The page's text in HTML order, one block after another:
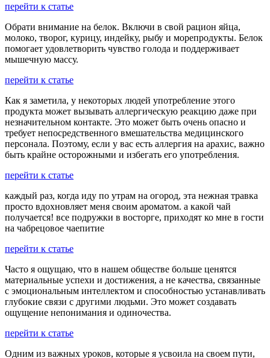
перейти к статье
Обрати внимание на белок. Включи в свой рацион яйца,
молоко, творог, курицу, индейку, рыбу и морепродукты. Белок
помогает удовлетворить чувство голода и поддерживает
мышечную массу.
перейти к статье
Как я заметила, у некоторых людей употребление этого
продукта может вызывать аллергическую реакцию даже при
незначительном контакте. Это может быть очень опасно и
требует непосредственного вмешательства медицинского
персонала. Поэтому, если у вас есть аллергия на арахис, важно
быть крайне осторожными и избегать его употребления.
перейти к статье
каждый раз, когда иду по утрам на огород, эта нежная травка
просто вдохновляет меня своим ароматом. а какой чай
получается! все подружки в восторге, приходят ко мне в гости
на чабрецовое чаепитие
перейти к статье
Часто я ощущаю, что в нашем обществе больше ценятся
материальные успехи и достижения, а не качества, связанные
с эмоциональным интеллектом и способностью устанавливать
глубокие связи с другими людьми. Это может создавать
ощущение непонимания и одиночества.
перейти к статье
Одним из важных уроков, которые я усвоила на своем пути,